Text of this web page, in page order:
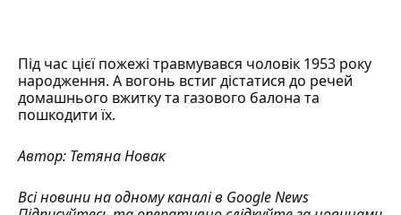
Під час цієї пожежі травмувався чоловік 1953 року
народження. А вогонь встиг дістатися до речей
домашнього вжитку та газового балона та
пошкодити їх.
Автор: Тетяна Новак
Всі новини на одному каналі в Google News